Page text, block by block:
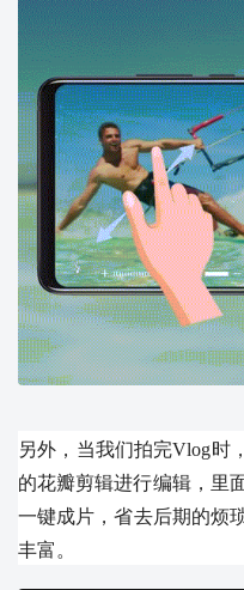
另外，当我们拍完Vlog时
的花瓣剪辑进行编辑，里
一键成片，省去后期的烦
丰富。